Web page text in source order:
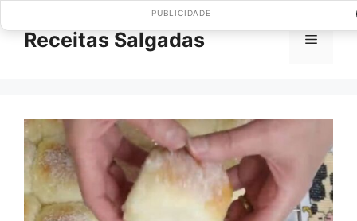
paraReceitas Salgadas Menu
PUBLICIDADE